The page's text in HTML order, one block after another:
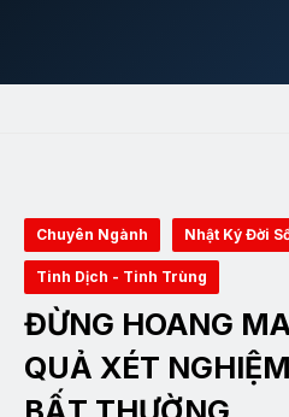
Chuyên Ngành Nhật Ký Đời
Tinh Dịch - Tinh Trùng
ĐỪNG HOANG
QUẢ XÉT